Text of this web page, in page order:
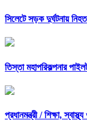
সিলেটে সড়ক দুর্ঘটনায়
তিস্তা মহাপরিকল্পনার
প্রধানমন্ত্রী /শিক্ষা,